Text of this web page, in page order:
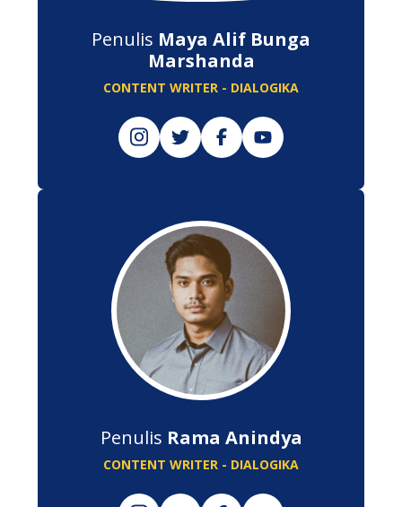
Penulis Maya Alif Bunga
Marshanda
CONTENT WRITER - DIALOGIKA
Penulis Rama Anindya
CONTENT WRITER - DIALOGIKA